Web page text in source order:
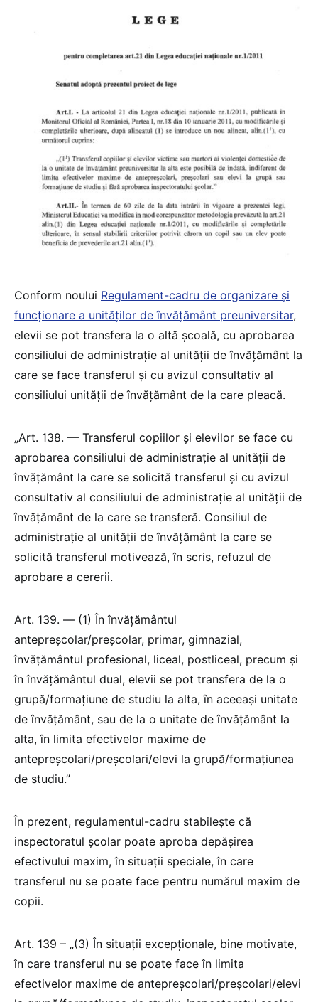
Conform noului Regulament-cadru de organizare și
funcționare a unităților de învățământ preuniversitar,
elevii se pot transfera la o altă școală, cu aprobarea
consiliului de administrație al unității de învățământ la
care se face transferul și cu avizul consultativ al
consiliului unității de învățământ de la care pleacă.
„Art. 138. — Transferul copiilor și elevilor se face cu
aprobarea consiliului de administrație al unității de
învățământ la care se solicită transferul și cu avizul
consultativ al consiliului de administrație al unității de
învățământ de la care se transferă. Consiliul de
administrație al unității de învățământ la care se
solicită transferul motivează, în scris, refuzul de
aprobare a cererii.
Art. 139. — (1) În învățământul
antepreșcolar/preșcolar, primar, gimnazial,
învățământul profesional, liceal, postliceal, precum și
în învățământul dual, elevii se pot transfera de la o
grupă/formațiune de studiu la alta, în aceeași unitate
de învățământ, sau de la o unitate de învățământ la
alta, în limita efectivelor maxime de
antepreșcolari/preșcolari/elevi la grupă/formațiunea
de studiu.”
În prezent, regulamentul-cadru stabilește că
inspectoratul școlar poate aproba depășirea
efectivului maxim, în situații speciale, în care
transferul nu se poate face pentru numărul maxim de
copii.
Art. 139 – „(3) În situații excepționale, bine motivate,
în care transferul nu se poate face în limita
efectivelor maxime de antepreșcolari/preșcolari/elevi